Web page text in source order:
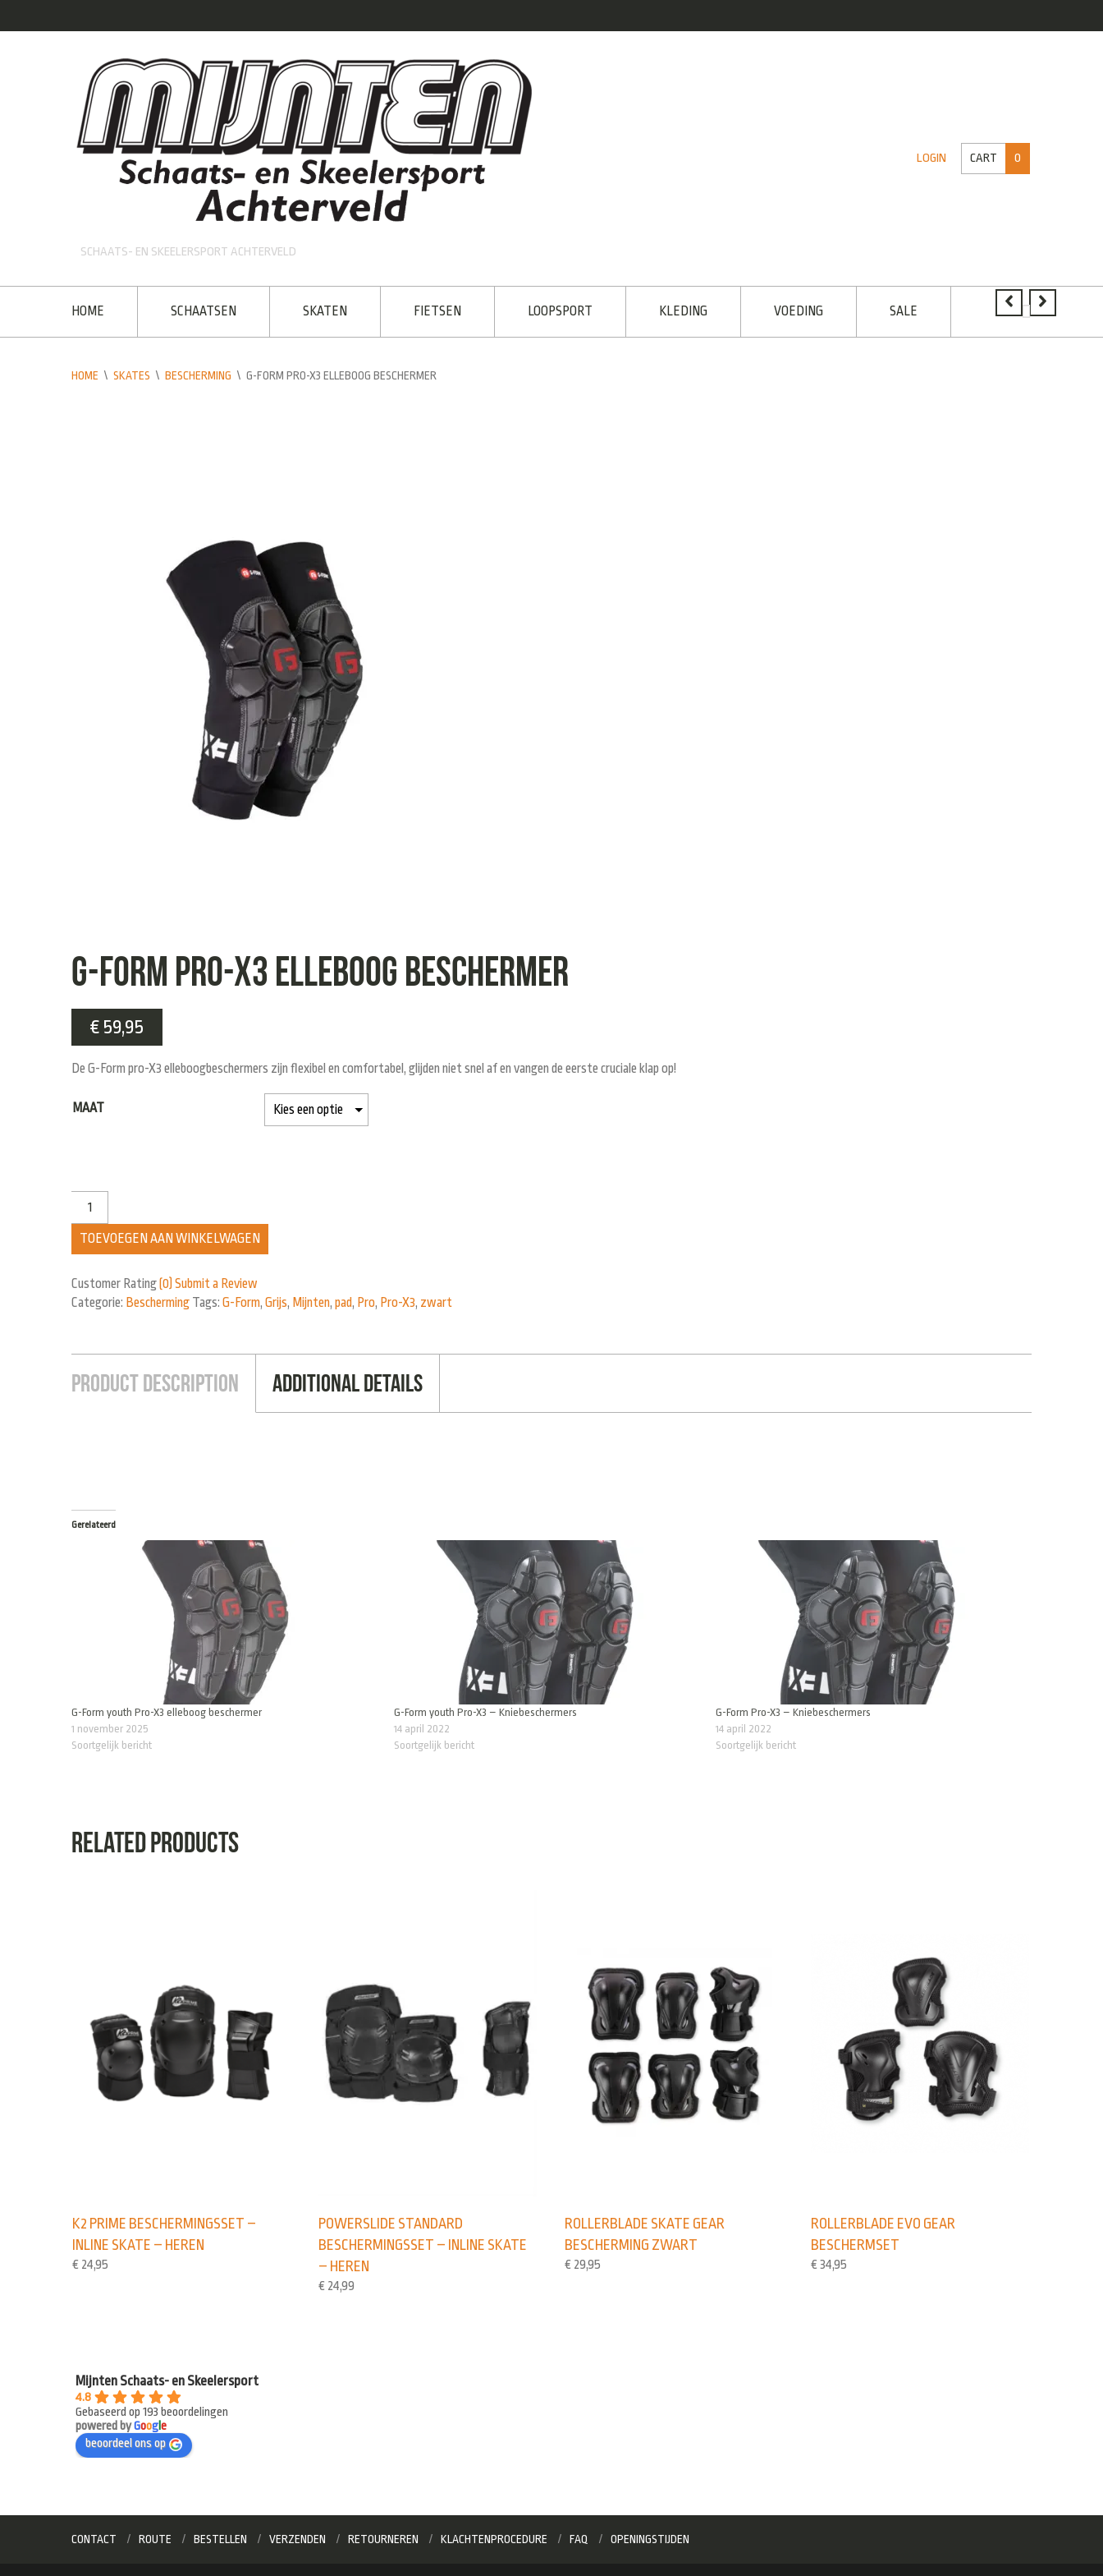
SCHAATS- EN SKEELERSPORT ACHTERVELD
LOGIN CART 0
HOME SCHAATSEN SKATEN FIETSEN LOOPSPORT KLEDING VOEDING SALE
HOME \ SKATES \ BESCHERMING \ G-FORM PRO-X3 ELLEBOOG BESCHERMER
G-Form Pro-X3 elleboog beschermer
€ 59,95
De G-Form pro-X3 elleboogbeschermers zijn flexibel en comfortabel, glijden niet snel af en vangen de eerste cruciale klap op!
MAAT
TOEVOEGEN AAN WINKELWAGEN
Customer Rating (0) Submit a Review
Categorie: Bescherming Tags: G-Form, Grijs, Mijnten, pad, Pro, Pro-X3, zwart
Product Description Additional Details
Gerelateerd
G-Form youth Pro-X3 elleboog beschermer
1 november 2025
Soortgelijk bericht
G-Form youth Pro-X3 – Kniebeschermers
14 april 2022
Soortgelijk bericht
G-Form Pro-X3 – Kniebeschermers
14 april 2022
Soortgelijk bericht
Related products
K2 PRIME BESCHERMINGSSET –
INLINE SKATE – HEREN
€ 24,95
POWERSLIDE STANDARD
BESCHERMINGSSET – INLINE SKATE
– HEREN
€ 24,99
ROLLERBLADE SKATE GEAR
BESCHERMING ZWART
€ 29,95
ROLLERBLADE EVO GEAR
BESCHERMSET
€ 34,95
Mijnten Schaats- en Skeelersport
4.8
Gebaseerd op 193 beoordelingen
powered byGoogle
beoordeel ons op
CONTACT ROUTE BESTELLEN VERZENDEN RETOURNEREN KLACHTENPROCEDURE FAQ OPENINGSTIJDEN